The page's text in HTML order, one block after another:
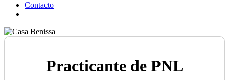
Contacto
Practicante de PNL